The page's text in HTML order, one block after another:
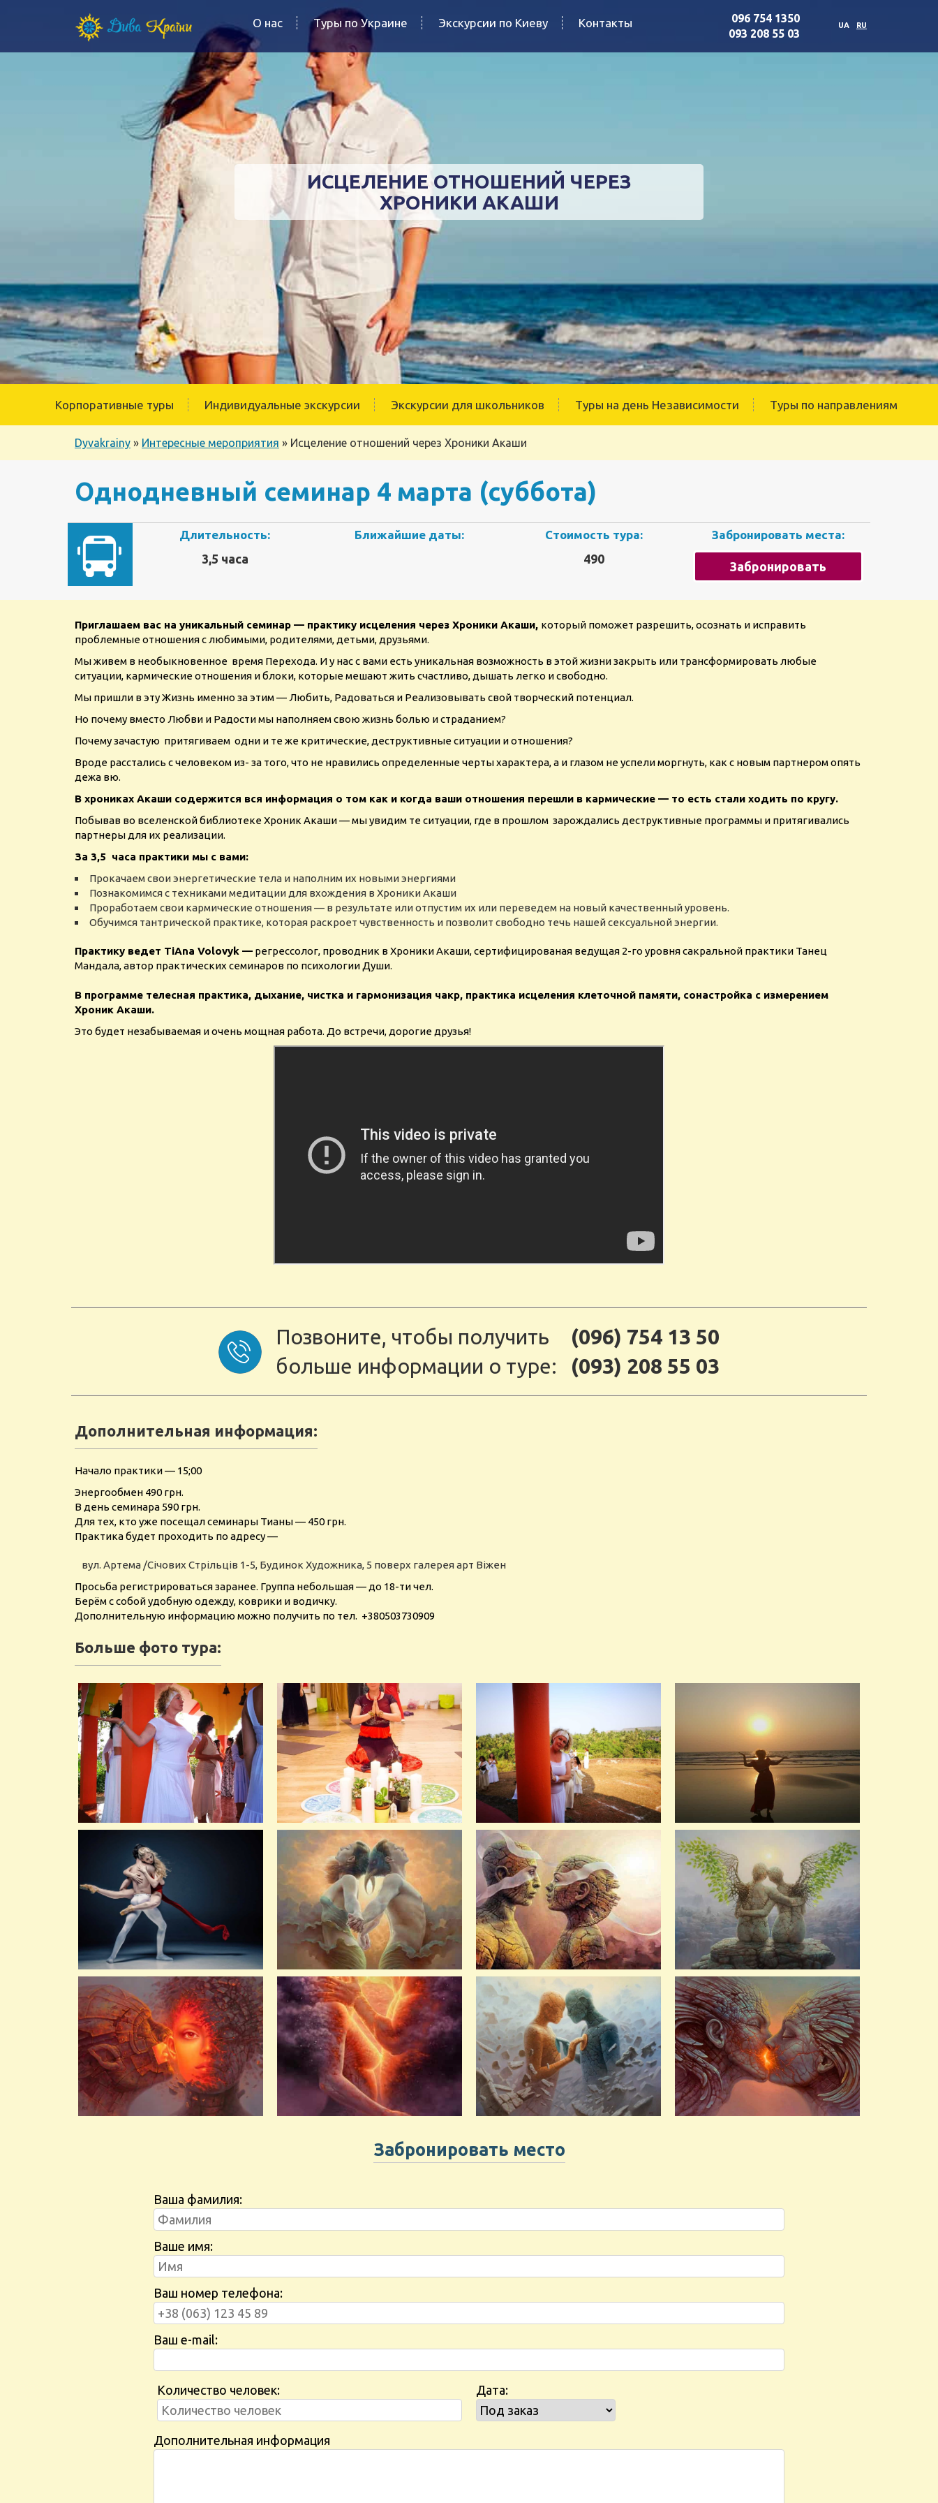
О нас Туры по Украине Экскурсии по Киеву Контакты
096 754 1350
093 208 55 03
UA RU
ИСЦЕЛЕНИЕ ОТНОШЕНИЙ ЧЕРЕЗ
ХРОНИКИ АКАШИ
Корпоративные туры Индивидуальные экскурсии Экскурсии для школьников Туры на день Независимости Туры по направлениям
Dyvakrainy » Интересные мероприятия » Исцеление отношений через Хроники Акаши
Однодневный семинар 4 марта (суббота)
Длительность:
3,5 часа
Ближайшие даты: Стоимость тура:
490
Забронировать места:
Забронировать
Приглашаем вас на уникальный семинар — практику исцеления через Хроники Акаши, который поможет разрешить, осознать и исправить
проблемные отношения с любимыми, родителями, детьми, друзьями.
Мы живем в необыкновенное время Перехода. И у нас с вами есть уникальная возможность в этой жизни закрыть или трансформировать любые
ситуации, кармические отношения и блоки, которые мешают жить счастливо, дышать легко и свободно.
Мы пришли в эту Жизнь именно за этим — Любить, Радоваться и Реализовывать свой творческий потенциал.
Но почему вместо Любви и Радости мы наполняем свою жизнь болью и страданием?
Почему зачастую притягиваем одни и те же критические, деструктивные ситуации и отношения?
Вроде расстались с человеком из- за того, что не нравились определенные черты характера, а и глазом не успели моргнуть, как с новым партнером опять
дежа вю.
В хрониках Акаши содержится вся информация о том как и когда ваши отношения перешли в кармические — то есть стали ходить по кругу.
Побывав во вселенской библиотеке Хроник Акаши — мы увидим те ситуации, где в прошлом зарождались деструктивные программы и притягивались
партнеры для их реализации.
За 3,5 часа практики мы с вами:
Прокачаем свои энергетические тела и наполним их новыми энергиями
Познакомимся с техниками медитации для вхождения в Хроники Акаши
Проработаем свои кармические отношения — в результате или отпустим их или переведем на новый качественный уровень.
Обучимся тантрической практике, которая раскроет чувственность и позволит свободно течь нашей сексуальной энергии.
Практику ведет TiAna Volovyk — регрессолог, проводник в Хроники Акаши, сертифицированая ведущая 2-го уровня сакральной практики Танец
Мандала, автор практических семинаров по психологии Души.
В программе телесная практика, дыхание, чистка и гармонизация чакр, практика исцеления клеточной памяти, сонастройка с измерением
Хроник Акаши.
Это будет незабываемая и очень мощная работа. До встречи, дорогие друзья!
Позвоните, чтобы получить
больше информации о туре:
(096) 754 13 50
(093) 208 55 03
Дополнительная информация:
Начало практики — 15;00
Энергообмен 490 грн.
В день семинара 590 грн.
Для тех, кто уже посещал семинары Тианы — 450 грн.
Практика будет проходить по адресу —
вул. Артема /Січових Стрільців 1-5, Будинок Художника, 5 поверх галерея арт Віжен
Просьба регистрироваться заранее. Группа небольшая — до 18-ти чел.
Берём с собой удобную одежду, коврики и водичку.
Дополнительную информацию можно получить по тел. +380503730909
Больше фото тура:
Забронировать место
Ваша фамилия:
Ваше имя:
Ваш номер телефона:
Ваш e-mail:
Количество человек: Дата:
Дополнительная информация